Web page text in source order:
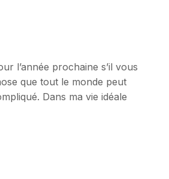
l’année prochaine s’il vous
que tout le monde peut
Dans ma vie idéale